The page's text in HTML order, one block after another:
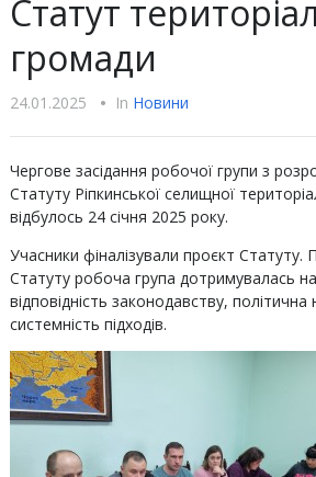
Статут
громади
24.01.2025 • In Новини
Чергове засідання робочої групи з
Статуту Ріпкинської селищної
відбулось 24 січня 2025 року.
Учасники фіналізували проєкт Статуту.
Статуту робоча група дотримувалась
відповідність законодавству,
системність підходів.